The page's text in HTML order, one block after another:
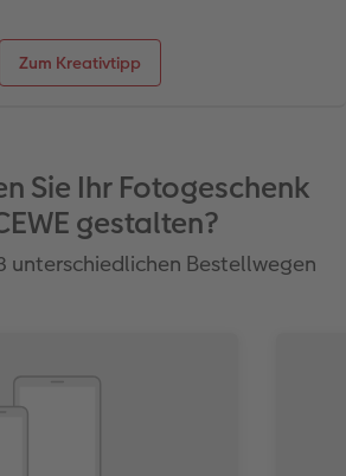
Zum Kreativtipp
Sie Ihr Fotogeschenk
gestalten?
unterschiedlichen Bestellwegen